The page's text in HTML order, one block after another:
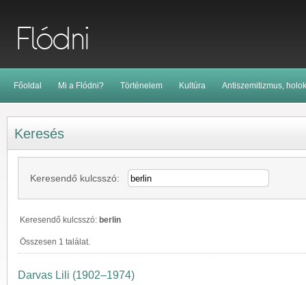
Főoldal Mi a Flódni? Történelem Kultúra Antiszemitizmus,
Keresés
Keresendő kulcsszó:
Keresendő kulcsszó: berlin
Összesen 1 találat.
Darvas Lili (1902–1974)